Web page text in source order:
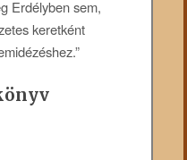
Erdélyben sem,
keretként